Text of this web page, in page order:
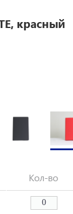
красный
Кол-во